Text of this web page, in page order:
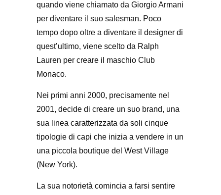
quando viene chiamato da Giorgio Armani
per diventare il suo salesman. Poco
tempo dopo oltre a diventare il designer di
quest’ultimo, viene scelto da Ralph
Lauren per creare il maschio Club
Monaco.
Nei primi anni 2000, precisamente nel
2001, decide di creare un suo brand, una
sua linea caratterizzata da soli cinque
tipologie di capi che inizia a vendere in un
una piccola boutique del West Village
(New York).
La sua notorietà comincia a farsi sentire